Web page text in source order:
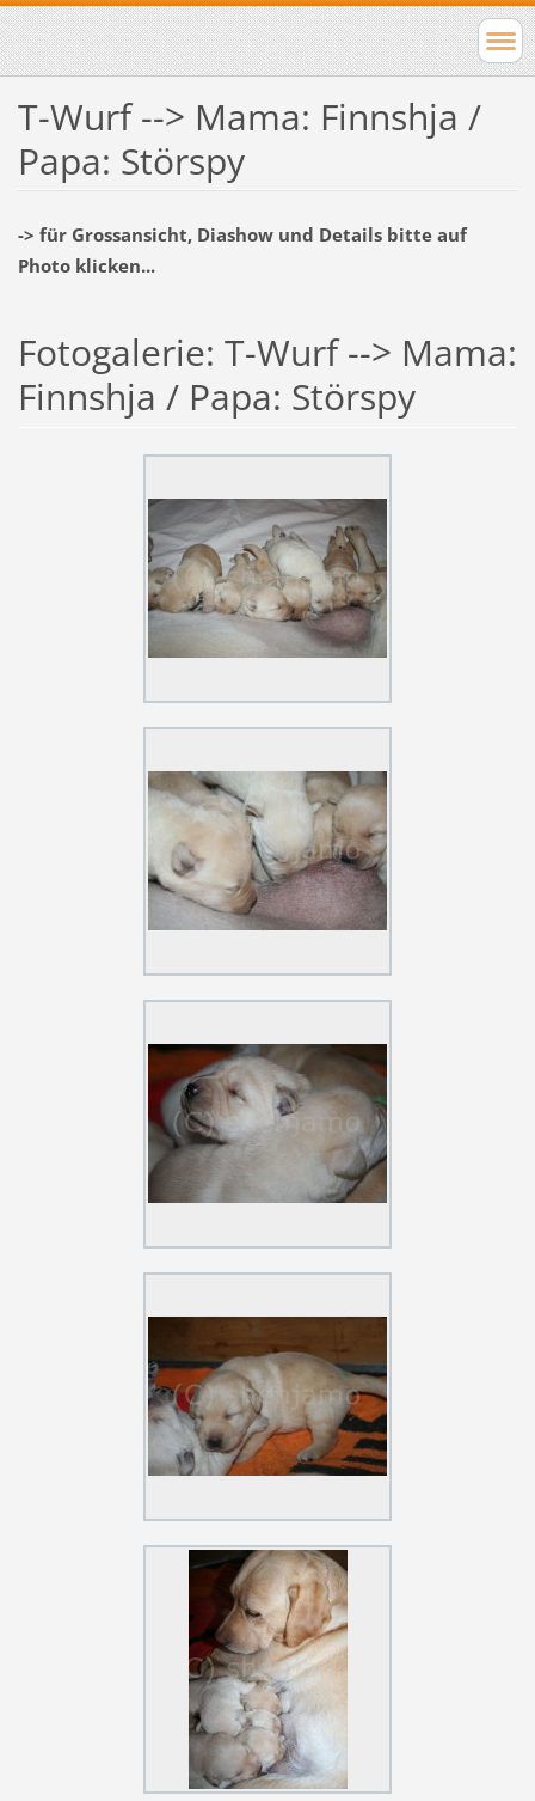
T-Wurf --> Mama: Finnshja /
Papa: Störspy
-> für Grossansicht, Diashow und Details bitte auf
Photo klicken...
Fotogalerie: T-Wurf --> Mama:
Finnshja / Papa: Störspy